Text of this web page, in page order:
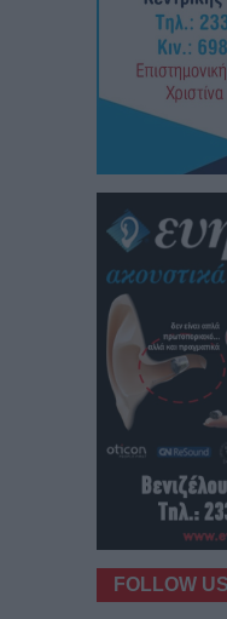
FOLLOW US